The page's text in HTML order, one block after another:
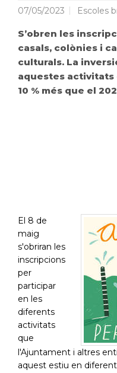
07/05/2023 Escoles
S’obren les
casals, colònies i
culturals. La
aquestes activitats
10 % més que el
El 8 de
maig
s'obriran les
inscripcions
per
participar
en les
diferents
activitats
que
l'Ajuntament i altres
aquest estiu en